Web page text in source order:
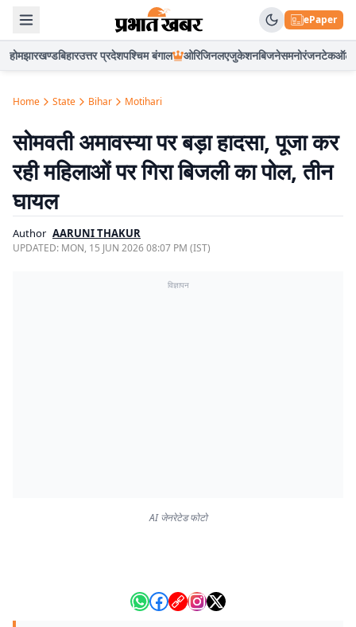
ePaper
होमझारखण्डबिहारउत्तर प्रदेशपश्चिम बंगाल ओरिजिनलएजुकेशनबिजनेसमनोरंजनटेकऑटो
Home State Bihar Motihari
सोमवती अमावस्या पर बड़ा हादसा, पूजा कर
रही महिलाओं पर गिरा बिजली का पोल, तीन
घायल
Author AARUNI THAKUR
UPDATED: MON, 15 JUN 2026 08:07 PM (IST)
विज्ञापन
AI जेनरेटेड फोटो